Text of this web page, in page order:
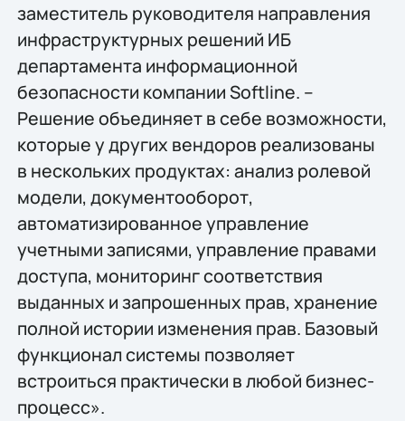
заместитель руководителя направления
инфраструктурных решений ИБ
департамента информационной
безопасности компании Softline. –
Решение объединяет в себе возможности,
которые у других вендоров реализованы
в нескольких продуктах: анализ ролевой
модели, документооборот,
автоматизированное управление
учетными записями, управление правами
доступа, мониторинг соответствия
выданных и запрошенных прав, хранение
полной истории изменения прав. Базовый
функционал системы позволяет
встроиться практически в любой бизнес-
процесс».